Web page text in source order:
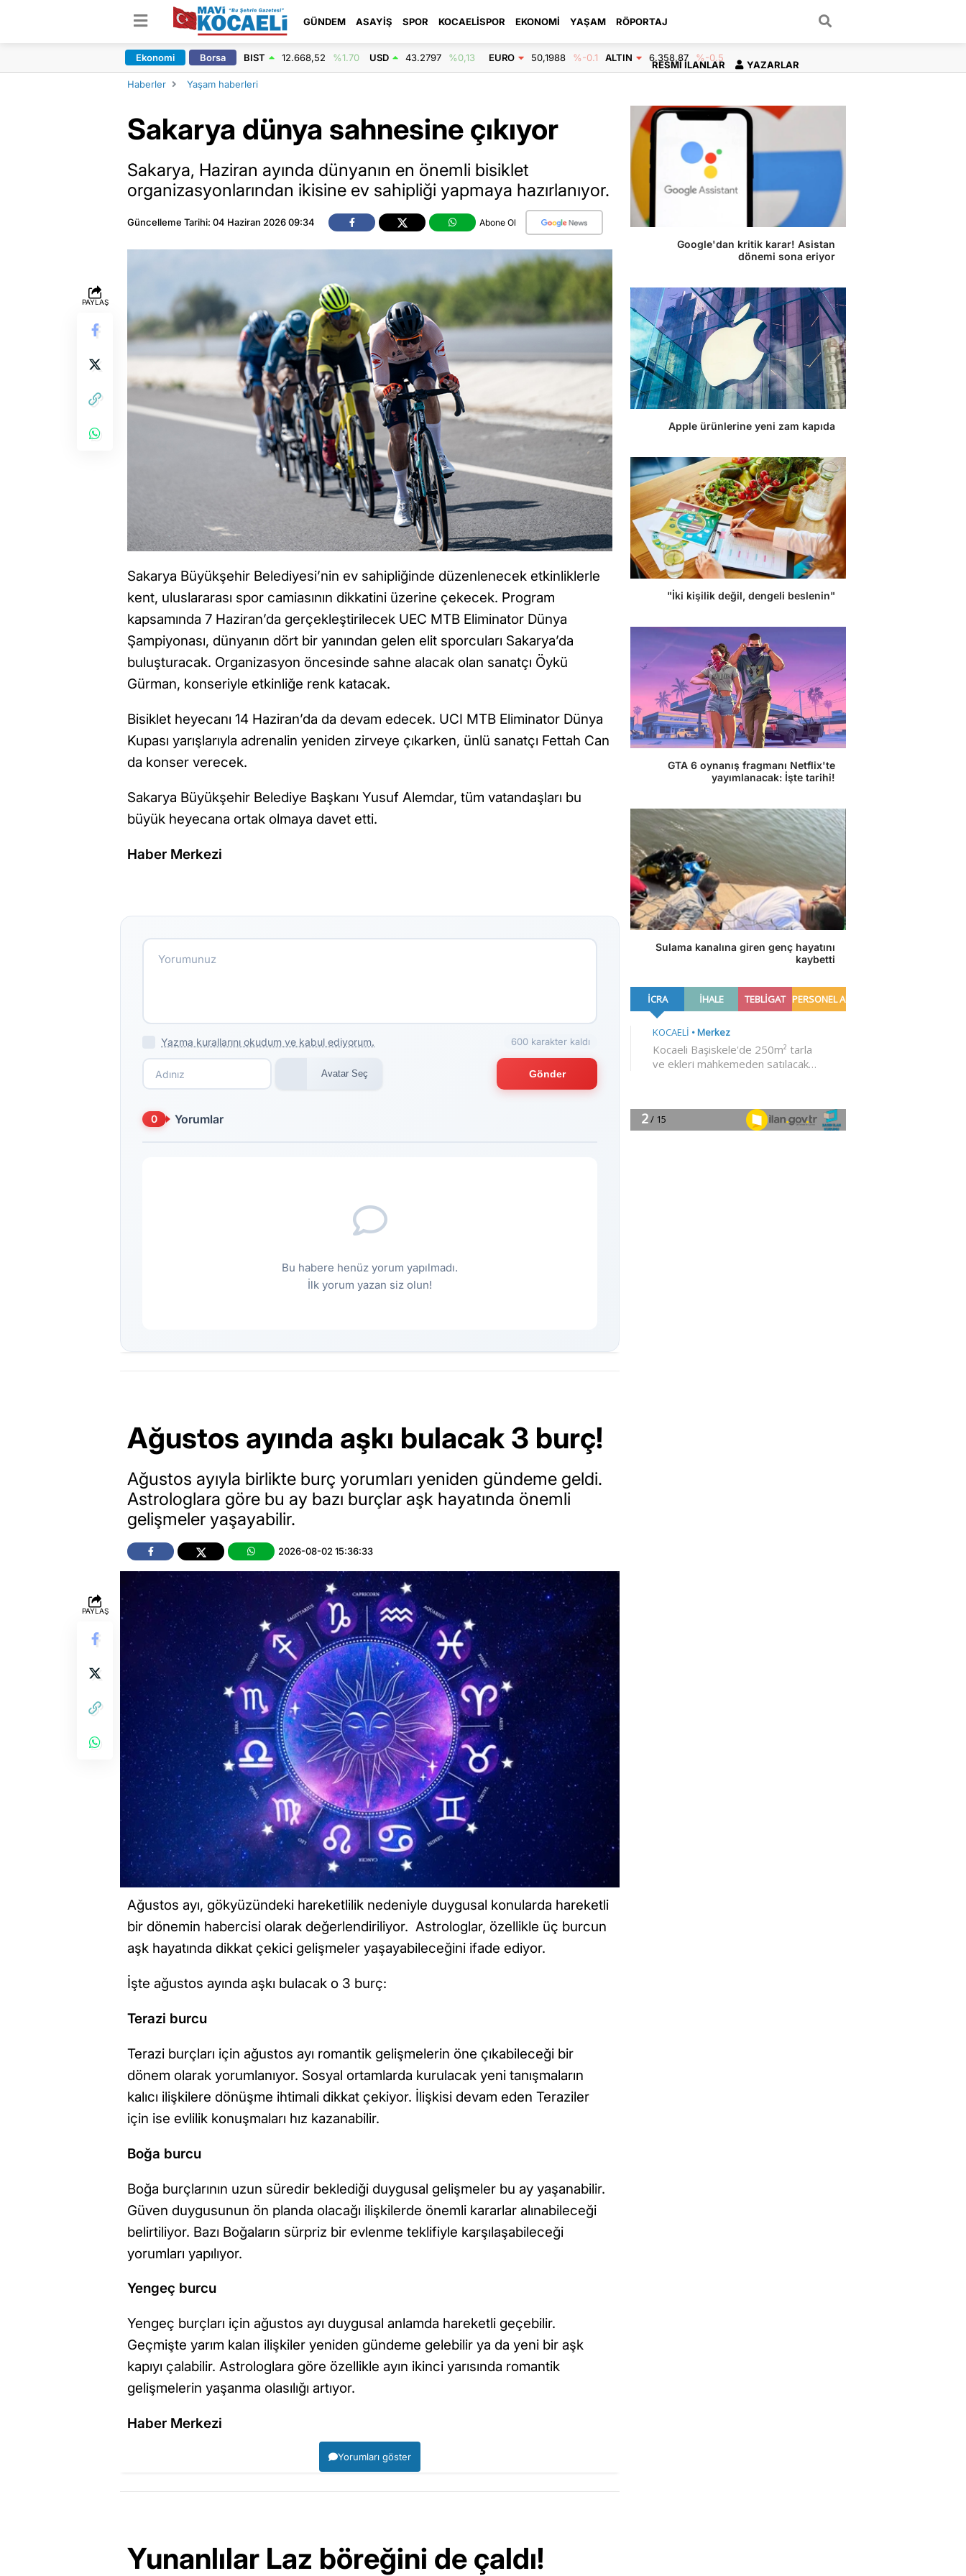
GÜNDEM ASAYIŞ SPOR KOCAELISPOR EKONOMI YAŞAM RÖPORTAJ
RESMI İLANLAR YAZARLAR
Ekonomi Borsa BIST 12.668,52 %1.70 USD 43.2797 %0,13 EURO 50,1988 %-0.1 ALTIN 6.358,87 %-0.5
Haberler Yaşam haberleri
PAYLAŞ
Sakarya dünya sahnesine çıkıyor
Sakarya, Haziran ayında dünyanın en önemli bisiklet
organizasyonlarından ikisine ev sahipliği yapmaya hazırlanıyor.
Güncelleme Tarihi: 04 Haziran 2026 09:34 Abone Ol
Sakarya Büyükşehir Belediyesi’nin ev sahipliğinde düzenlenecek etkinliklerle
kent, uluslararası spor camiasının dikkatini üzerine çekecek. Program
kapsamında 7 Haziran’da gerçekleştirilecek UEC MTB Eliminator Dünya
Şampiyonası, dünyanın dört bir yanından gelen elit sporcuları Sakarya’da
buluşturacak. Organizasyon öncesinde sahne alacak olan sanatçı Öykü
Gürman, konseriyle etkinliğe renk katacak.
Bisiklet heyecanı 14 Haziran’da da devam edecek. UCI MTB Eliminator Dünya
Kupası yarışlarıyla adrenalin yeniden zirveye çıkarken, ünlü sanatçı Fettah Can
da konser verecek.
Sakarya Büyükşehir Belediye Başkanı Yusuf Alemdar, tüm vatandaşları bu
büyük heyecana ortak olmaya davet etti.
Haber Merkezi
Yazma kurallarını okudum ve kabul ediyorum. 600 karakter kaldı
Avatar Seç Gönder
0 Yorumlar
Bu habere henüz yorum yapılmadı.
İlk yorum yazan siz olun!
PAYLAŞ
Ağustos ayında aşkı bulacak 3 burç!
Ağustos ayıyla birlikte burç yorumları yeniden gündeme geldi.
Astrologlara göre bu ay bazı burçlar aşk hayatında önemli
gelişmeler yaşayabilir.
2026-08-02 15:36:33
Ağustos ayı, gökyüzündeki hareketlilik nedeniyle duygusal konularda hareketli
bir dönemin habercisi olarak değerlendiriliyor. Astrologlar, özellikle üç burcun
aşk hayatında dikkat çekici gelişmeler yaşayabileceğini ifade ediyor.
İşte ağustos ayında aşkı bulacak o 3 burç:
Terazi burcu
Terazi burçları için ağustos ayı romantik gelişmelerin öne çıkabileceği bir
dönem olarak yorumlanıyor. Sosyal ortamlarda kurulacak yeni tanışmaların
kalıcı ilişkilere dönüşme ihtimali dikkat çekiyor. İlişkisi devam eden Teraziler
için ise evlilik konuşmaları hız kazanabilir.
Boğa burcu
Boğa burçlarının uzun süredir beklediği duygusal gelişmeler bu ay yaşanabilir.
Güven duygusunun ön planda olacağı ilişkilerde önemli kararlar alınabileceği
belirtiliyor. Bazı Boğaların sürpriz bir evlenme teklifiyle karşılaşabileceği
yorumları yapılıyor.
Yengeç burcu
Yengeç burçları için ağustos ayı duygusal anlamda hareketli geçebilir.
Geçmişte yarım kalan ilişkiler yeniden gündeme gelebilir ya da yeni bir aşk
kapıyı çalabilir. Astrologlara göre özellikle ayın ikinci yarısında romantik
gelişmelerin yaşanma olasılığı artıyor.
Haber Merkezi
Yorumları göster
Yunanlılar Laz böreğini de çaldı!
Google'dan kritik karar! Asistan
dönemi sona eriyor
Apple ürünlerine yeni zam kapıda
"İki kişilik değil, dengeli beslenin"
GTA 6 oynanış fragmanı Netflix'te
yayımlanacak: İşte tarihi!
Sulama kanalına giren genç hayatını
kaybetti